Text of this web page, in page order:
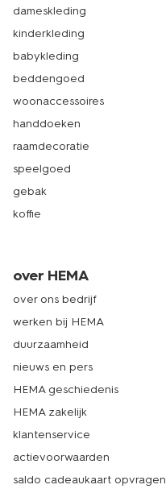
dameskleding
kinderkleding
babykleding
beddengoed
woonaccessoires
handdoeken
raamdecoratie
speelgoed
gebak
koffie
over HEMA
over ons bedrijf
werken bij HEMA
duurzaamheid
nieuws en pers
HEMA geschiedenis
HEMA zakelijk
klantenservice
actievoorwaarden
saldo cadeaukaart opvragen